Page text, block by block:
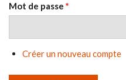
Mot de passe *
Créer un nouveau compte